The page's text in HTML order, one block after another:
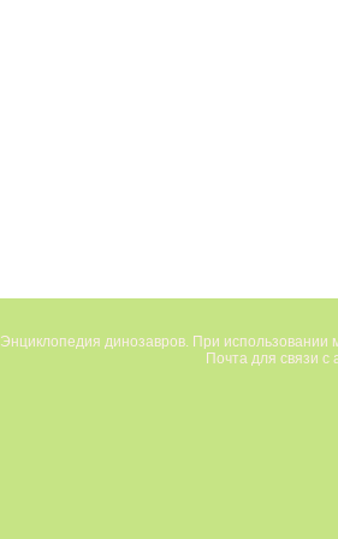
динозавров. При использовании
Почта для связи